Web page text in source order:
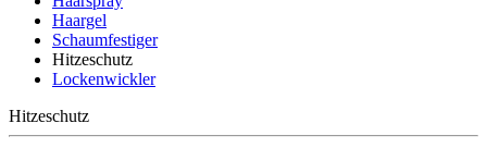
Haargel
Schaumfestiger
Hitzeschutz
Lockenwickler
Hitzeschutz